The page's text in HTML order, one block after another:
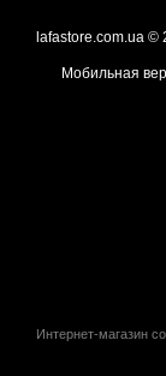
lafastore.com.ua ©
Мобильная
Интернет-магазин